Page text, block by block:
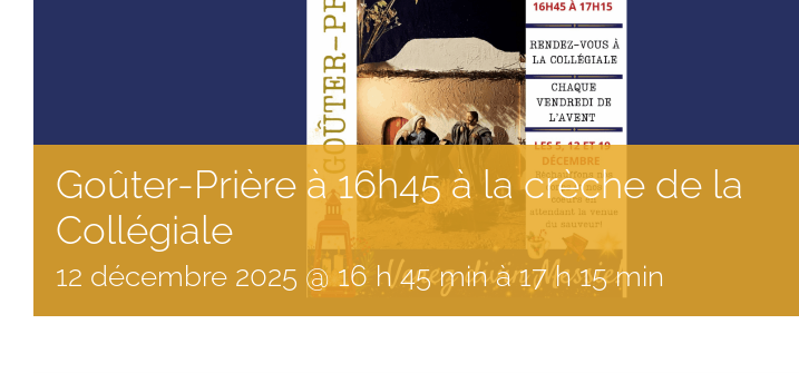
Goûter-Prière à 16h45 à la crèche de la
Collégiale
12 décembre 2025 @ 16 h 45 minà17 h 15 min